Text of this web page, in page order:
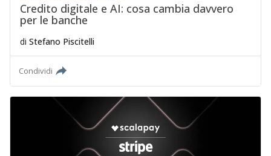
Credito digitale e AI: cosa cambia davvero
per le banche
di Stefano Piscitelli
Condividi